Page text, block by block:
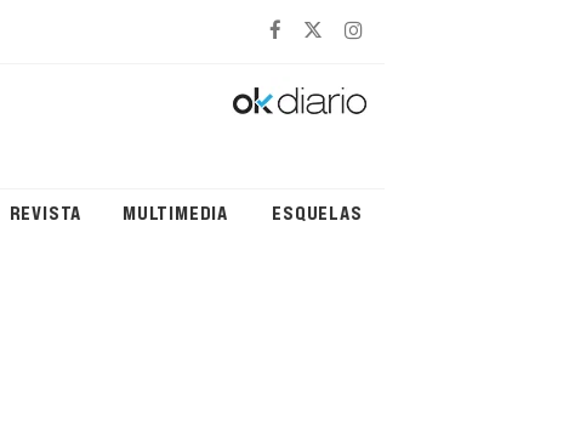
REVISTA MULTIMEDIA ESQUELAS